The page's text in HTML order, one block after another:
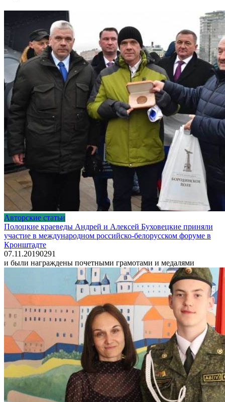
Авторские статьи
Полоцкие краеведы Андрей и Алексей Буховецкие приняли
участие в международном российско-белорусском форуме в
Кронштадте
07.11.20190291
и были награждены почетными грамотами и медалями